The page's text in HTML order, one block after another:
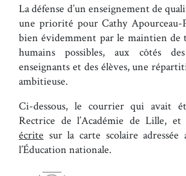
La défense d’un enseignement de
une priorité pour Cathy Apourceau-
bien évidemment par le maintien de
humains possibles, aux côtés
enseignants et des élèves, une
ambitieuse.
Ci-dessous, le courrier qui avait
Rectrice de l’Académie de Lille, et
écrite sur la carte scolaire
l’Éducation nationale.